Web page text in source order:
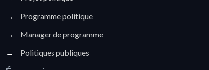
→
Programme politique
→
Manager de programme
→
Politiques publiques